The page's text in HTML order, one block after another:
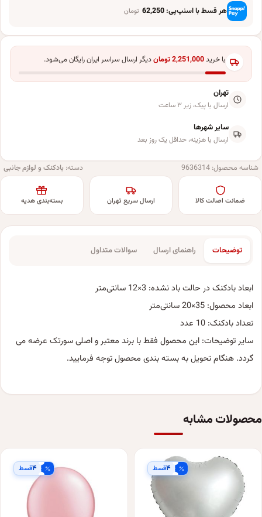
هر قسط با اسنپ‌پی:62,250 تومان
با خرید2,251,000توماندیگر ارسال سراسر ایران رایگان می‌شود.
تهران
ارسال با پیک، زیر ۳ ساعت
سایر شهرها
ارسال با هزینه، حداقل یک روز بعد
شناسه محصول: 9636314 دسته: بادکنک و لوازم جانبی
ضمانت اصالت کالا ارسال سریع تهران بسته‌بندی هدیه
توضیحات راهنمای ارسال سوالات متداول
ابعاد بادکنک در حالت باد نشده: 3×12 سانتی‌متر
ابعاد محصول: 35×20 سانتی‌متر
تعداد بادکنک: 10 عدد
سایر توضیحات: این محصول فقط با برند معتبر و اصلی سورتک عرضه می
گردد. هنگام تحویل به بسته بندی محصول توجه فرمایید.
محصولات مشابه
۴قسط ۴قسط